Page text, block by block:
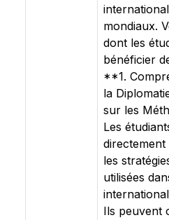
mondiaux.
dont les
bénéficier
**1.
la
sur les
Les
directement
les
utilisées
Ils peuvent